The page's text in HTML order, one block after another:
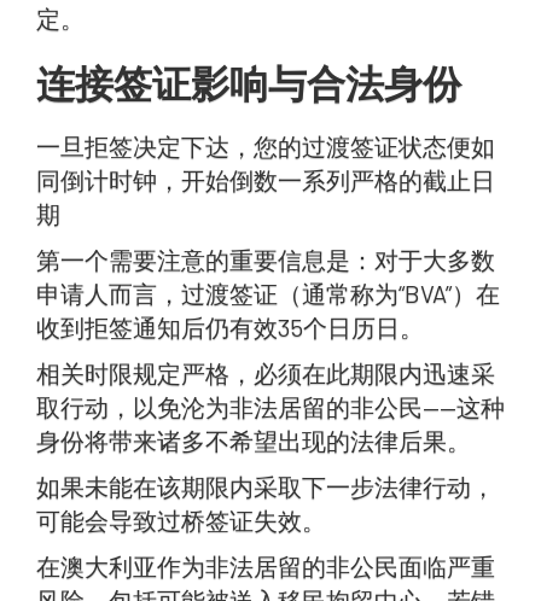
定。
连接签证影响与合法身份
一旦拒签决定下达，您的过渡签证状态便如
同倒计时钟，开始倒数一系列严格的截止日
期
第一个需要注意的重要信息是：对于大多数
申请人而言，过渡签证（通常称为“BVA”）在
收到拒签通知后仍有效35个日历日。
相关时限规定严格，必须在此期限内迅速采
取行动，以免沦为非法居留的非公民——这种
身份将带来诸多不希望出现的法律后果。
如果未能在该期限内采取下一步法律行动，
可能会导致过桥签证失效。
在澳大利亚作为非法居留的非公民面临严重